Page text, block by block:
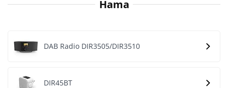
Hama
DAB Radio DIR3505/DIR3510
DIR45BT